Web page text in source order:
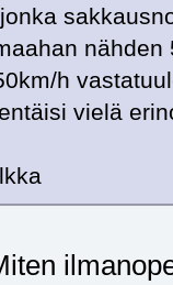
nähden
h
vielä